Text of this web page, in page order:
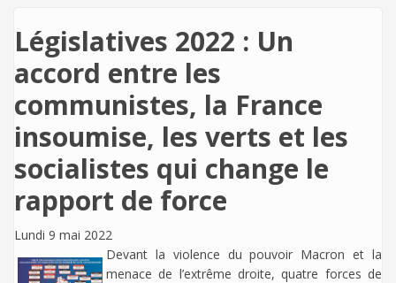
Législatives 2022 : Un
accord entre les
communistes, la France
insoumise, les verts et les
socialistes qui change le
rapport de force
Lundi 9 mai 2022
Devant la violence du pouvoir Macron et la
menace de l’extrême droite, quatre forces de